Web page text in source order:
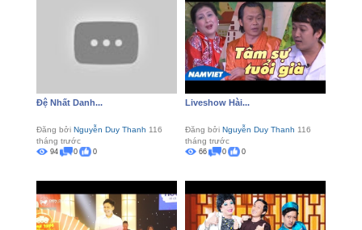
Đệ Nhất Danh...
Đăng bởi Nguyễn Duy Thanh 116
tháng trước
94 0 0
Liveshow Hài...
Đăng bởi Nguyễn Duy Thanh 116
tháng trước
66 0 0